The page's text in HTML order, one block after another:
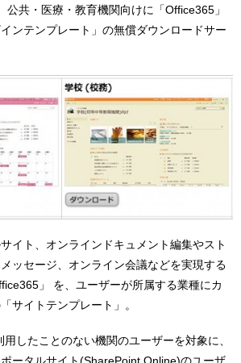
公共・医療・教育機関向けに「Office365」
ンテンプレート」の無償ダウンロードサー
イト、オンラインドキュメント編集やスト
ッセージ、オンライン会議などを実現する
」 を、ユーザーが所属する業種にカ
サイトテンプレート」。
したことのない機関のユーザーを対象に、